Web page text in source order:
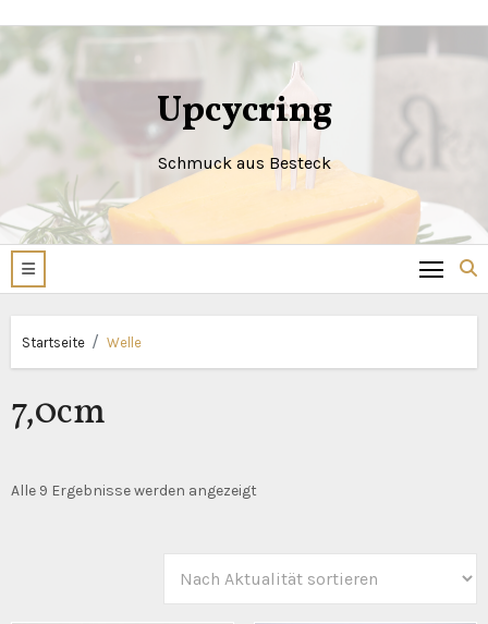
Inhalt
springen
Upcycring
Schmuck aus Besteck
Startseite Welle
7,0cm
Alle 9 Ergebnisse werden angezeigtNach
sortiert